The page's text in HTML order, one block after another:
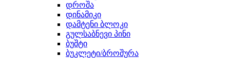
დროშა
დინამიკი
დამტენი ბლოკი
გულსაბნევი პინი
ბუშტი
ბუკლეტი/ბროშურა